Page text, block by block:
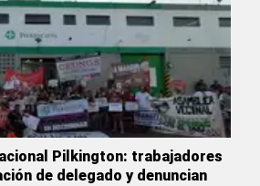
Pilkington: trabajadores
de delegado y denuncian